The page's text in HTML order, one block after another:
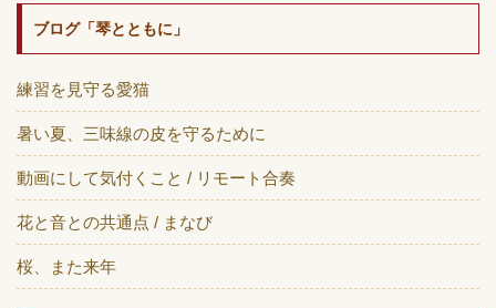
ブログ「琴とともに」
練習を見守る愛猫
暑い夏、三味線の皮を守るために
動画にして気付くこと / リモート合奏
花と音との共通点 / まなび
桜、また来年